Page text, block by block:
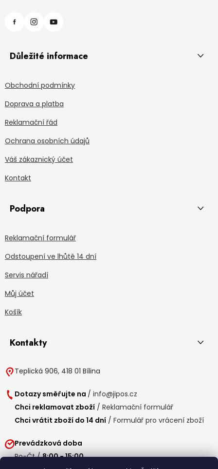
Důležité informace
Obchodní podmínky
Doprava a platba
Reklamační řád
Ochrana osobních údajů
Váš zákaznický účet
Kontakt
Podpora
Reklamační formulář
Odstoupení ve lhůtě 14 dní
Servis nářadí
Můj účet
Košík
Kontakty
Teplická 906, 418 01 Bílina
Dotazy směřujte na / info@jipos.cz
Chci reklamovat zboží / Reklamační formulář
Chci vrátit zboží do 14 dní / Formulář pro vrácení zboží
Prevádzková doba
Po-Čt /8:00 - 15:00